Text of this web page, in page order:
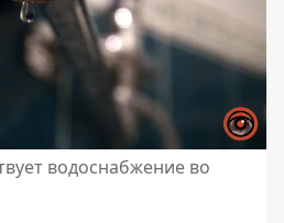
водоснабжение во